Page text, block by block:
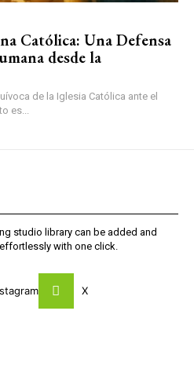
Católica: Una Defensa
desde la
de la Iglesia Católica ante el
El aborto es...
studio library can be added and
with one click.
X